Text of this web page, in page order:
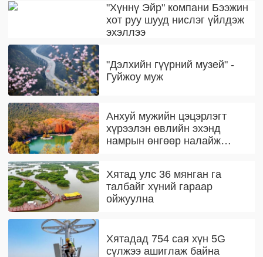
"Хүннү Эйр" компани Бээжин
хот руу шууд нислэг үйлдэж
эхэллээ
"Дэлхийн гүүрний музей" -
Гуйжоу муж
Анхуй мужийн цэцэрлэгт
хүрээлэн өвлийн эхэнд
намрын өнгөөр налайж
Хятад улс 36 мянган га
талбайг хүний гараар
ойжуулна
Хятадад 754 сая хүн 5G
сүлжээ ашиглаж байна